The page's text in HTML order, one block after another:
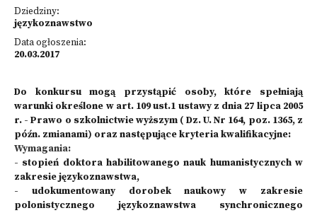
Dziedziny:
językoznawstwo
Data ogłoszenia:
20.03.2017
Do konkursu mogą przystąpić osoby, które spełniają
warunki określone w art. 109 ust.1 ustawy z dnia 27 lipca 2005
r. - Prawo o szkolnictwie wyższym ( Dz. U. Nr 164, poz. 1365, z
późn. zmianami) oraz następujące kryteria kwalifikacyjne:
Wymagania:
- stopień doktora habilitowanego nauk humanistycznych w
zakresie językoznawstwa,
- udokumentowany dorobek naukowy w zakresie
polonistycznego językoznawstwa synchronicznego